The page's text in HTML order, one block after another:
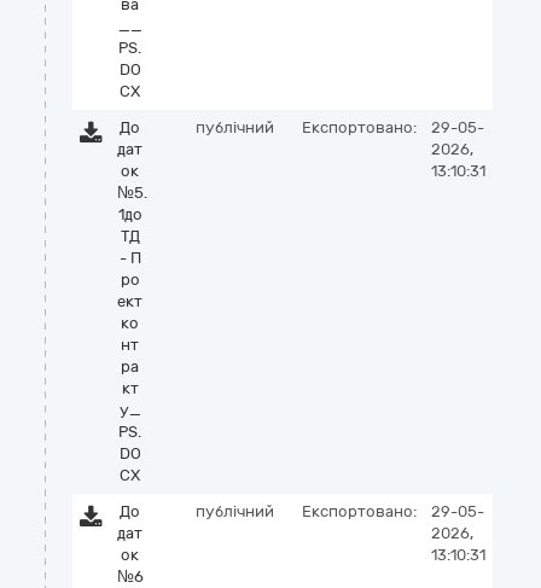
ва
__
PS.
DO
CX
До
дат
ок
№5.
1до
ТД
- П
ро
ект
ко
нт
ра
кт
у_
PS.
DO
CX
публічний Експортовано:
29-05-
2026,
13:10:31
До
дат
ок
№6
публічний Експортовано:
29-05-
2026,
13:10:31